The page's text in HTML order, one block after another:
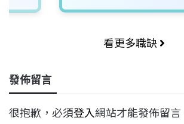
看更多職缺
發佈留言
很抱歉，必須登入網站才能發佈留言